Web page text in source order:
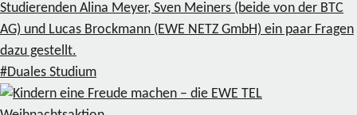
Studierenden Alina Meyer, Sven Meiners (beide von der BTC
AG) und Lucas Brockmann (EWE NETZ GmbH) ein paar Fragen
dazu gestellt.
#Duales Studium